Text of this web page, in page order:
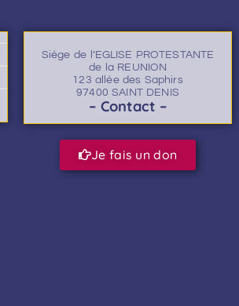
Siège de l’EGLISE PROTESTANTE
de la REUNION
123 allée des Saphirs
97400 SAINT DENIS
– Contact –
Je fais un don